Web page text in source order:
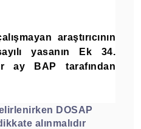
araştırıcının
yasanın Ek 34.
ay BAP tarafından
DOSAP
alınmalıdır